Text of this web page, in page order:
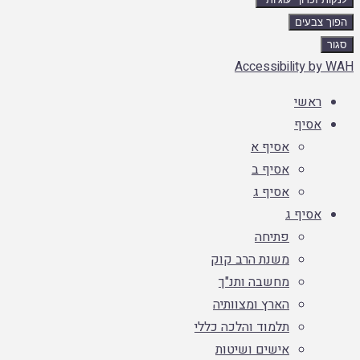
הפוך צבעים
סגור
Accessibility by WAH
ראשי
אסיף
אסיף א
אסיף ב
אסיף ג
אסיף ג
פתיחה
משנת הרב קוק
מחשבה ותנ"ך
הארץ ומצוותיה
תלמוד והלכה כללי
אישים ושיטות